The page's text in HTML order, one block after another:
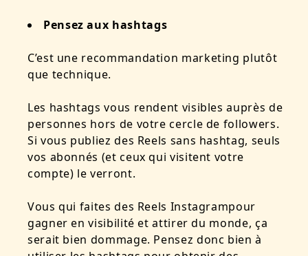
Pensez aux hashtags
C’est une recommandation marketing plutôt
que technique.
Les hashtags vous rendent visibles auprès de
personnes hors de votre cercle de followers.
Si vous publiez des Reels sans hashtag, seuls
vos abonnés (et ceux qui visitent votre
compte) le verront.
Vous qui faites des Reels Instagrampour
gagner en visibilité et attirer du monde, ça
serait bien dommage. Pensez donc bien à